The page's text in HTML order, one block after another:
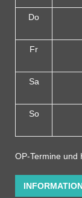
Do
Fr
Sa
So
OP-Termine und